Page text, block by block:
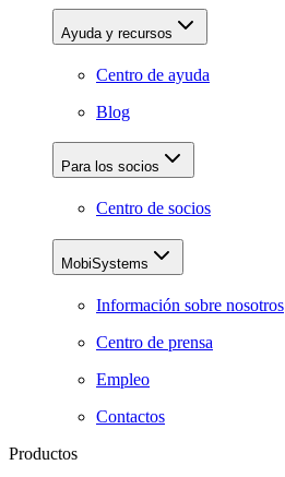
Ayuda y recursos
Centro de ayuda
Blog
Para los socios
Centro de socios
MobiSystems
Información sobre nosotros
Centro de prensa
Empleo
Contactos
Productos